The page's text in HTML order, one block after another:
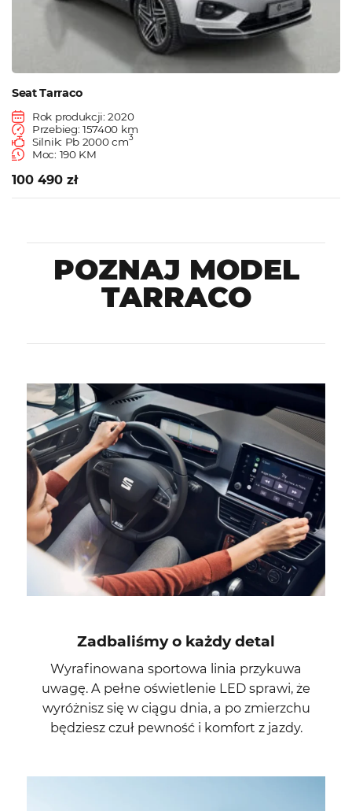
Seat Tarraco
Rok produkcji: 2020
Przebieg: 157400 km
Silnik: Pb 2000 cm3
Moc: 190 KM
100 490 zł
POZNAJ MODEL
TARRACO
Zadbaliśmy o każdy detal
Wyrafinowana sportowa linia przykuwa
uwagę. A pełne oświetlenie LED sprawi, że
wyróżnisz się w ciągu dnia, a po zmierzchu
będziesz czuł pewność i komfort z jazdy.